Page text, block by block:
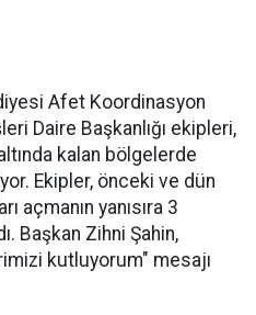
Afet Koordinasyon
Daire Başkanlığı ekipleri,
kalan bölgelerde
Ekipler, önceki ve dün
açmanın yanısıra 3
Başkan Zihni Şahin,
kutluyorum" mesajı